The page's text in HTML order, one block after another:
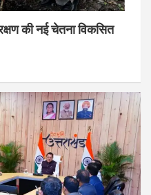
की नई चेतना विकसित